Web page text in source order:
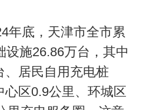
年底，天津市全市累
设施26.86万台，其中
、居民自用充电桩
区0.9公里、环城区